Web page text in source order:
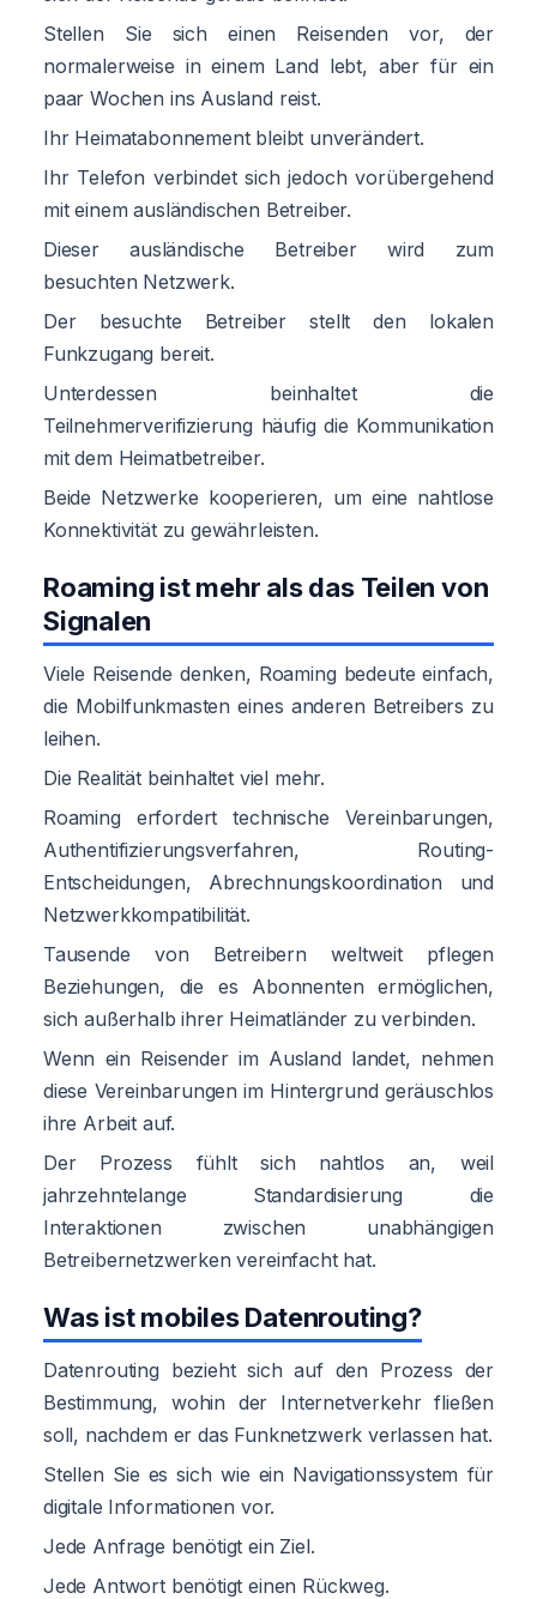
Stellen Sie sich einen Reisenden vor, der
normalerweise in einem Land lebt, aber für ein
paar Wochen ins Ausland reist.
Ihr Heimatabonnement bleibt unverändert.
Ihr Telefon verbindet sich jedoch vorübergehend
mit einem ausländischen Betreiber.
Dieser ausländische Betreiber wird zum
besuchten Netzwerk.
Der besuchte Betreiber stellt den lokalen
Funkzugang bereit.
Unterdessen beinhaltet die
Teilnehmerverifizierung häufig die Kommunikation
mit dem Heimatbetreiber.
Beide Netzwerke kooperieren, um eine nahtlose
Konnektivität zu gewährleisten.
Roaming ist mehr als das Teilen von
Signalen
Viele Reisende denken, Roaming bedeute einfach,
die Mobilfunkmasten eines anderen Betreibers zu
leihen.
Die Realität beinhaltet viel mehr.
Roaming erfordert technische Vereinbarungen,
Authentifizierungsverfahren, Routing-
Entscheidungen, Abrechnungskoordination und
Netzwerkkompatibilität.
Tausende von Betreibern weltweit pflegen
Beziehungen, die es Abonnenten ermöglichen,
sich außerhalb ihrer Heimatländer zu verbinden.
Wenn ein Reisender im Ausland landet, nehmen
diese Vereinbarungen im Hintergrund geräuschlos
ihre Arbeit auf.
Der Prozess fühlt sich nahtlos an, weil
jahrzehntelange Standardisierung die
Interaktionen zwischen unabhängigen
Betreibernetzwerken vereinfacht hat.
Was ist mobiles Datenrouting?
Datenrouting bezieht sich auf den Prozess der
Bestimmung, wohin der Internetverkehr fließen
soll, nachdem er das Funknetzwerk verlassen hat.
Stellen Sie es sich wie ein Navigationssystem für
digitale Informationen vor.
Jede Anfrage benötigt ein Ziel.
Jede Antwort benötigt einen Rückweg.